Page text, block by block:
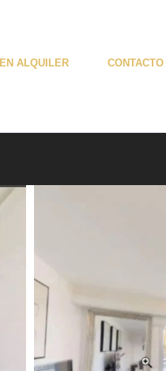
EN ALQUILER CONTACTO